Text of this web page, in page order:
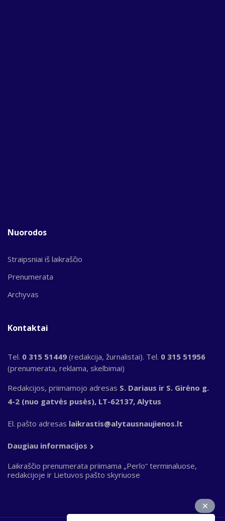
Nuorodos
Straipsniai iš laikraščio
Prenumerata
Archyvas
Kontaktai
Tel. 0 315 51449 (redakcija, žurnalistai). Tel. 0 315 51956
(prenumerata, reklama, skelbimai)
Redakcijos, priimamojo adresas S. Dariaus ir S. Girėno g.
4-2 (nuo gatvės pusės), LT-62137, Alytus
El. pašto adresas laikrastis@alytausnaujienos.lt
Daugiau informacijos
Laikraščio prenumerata priimama „Perlo“ terminaluose,
redakcijoje ir Lietuvos pašto skyriuose